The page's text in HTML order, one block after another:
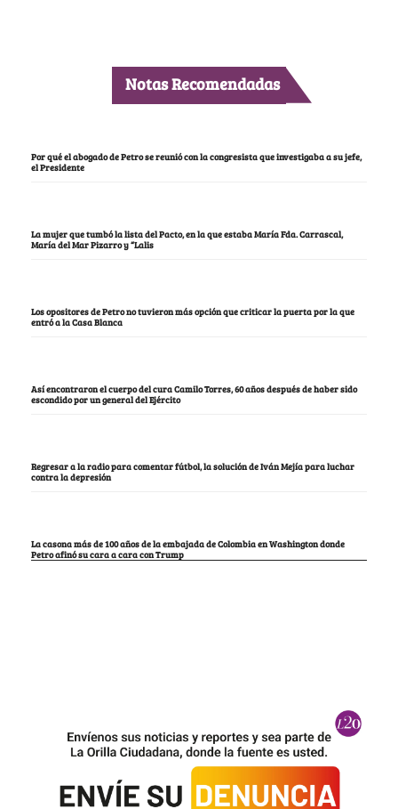
Notas Recomendadas
Por qué el abogado de Petro se reunió con la congresista que investigaba a su jefe,
el Presidente
La mujer que tumbó la lista del Pacto, en la que estaba María Fda. Carrascal,
María del Mar Pizarro y “Lalis
Los opositores de Petro no tuvieron más opción que criticar la puerta por la que
entró a la Casa Blanca
Así encontraron el cuerpo del cura Camilo Torres, 60 años después de haber sido
escondido por un general del Ejército
Regresar a la radio para comentar fútbol, la solución de Iván Mejía para luchar
contra la depresión
La casona más de 100 años de la embajada de Colombia en Washington donde
Petro afinó su cara a cara con Trump